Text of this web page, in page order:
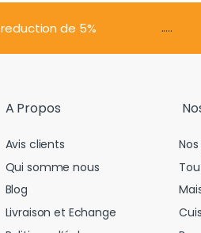
de 5% .....
A Propos
Avis clients
Qui somme nous
Blog
Livraison et Echange